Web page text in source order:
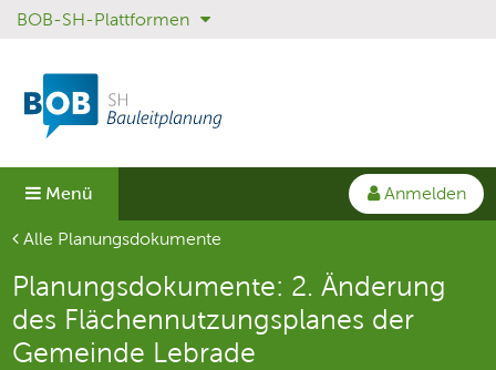
Sprungmenü
Direkt
Hauptnavigation
springen
Direkt
Inhalt
springen
BOB-SH-Plattformen
Menü
Anmelden
Aktuelle Seite
Alle Planungsdokumente
Planungsdokumente: 2. Änderung
des Flächennutzungsplanes der
Gemeinde Lebrade